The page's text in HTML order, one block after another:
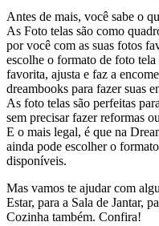
Antes de mais, você sabe o
As Foto telas são como
por você com as suas fotos
escolhe o formato de foto
favorita, ajusta e faz a
dreambooks para fazer suas
As foto telas são perfeitas
sem precisar fazer reformas
E o mais legal, é que na
ainda pode escolher o
disponíveis.
Mas vamos te ajudar com
Estar, para a Sala de Jantar,
Cozinha também. Confira!